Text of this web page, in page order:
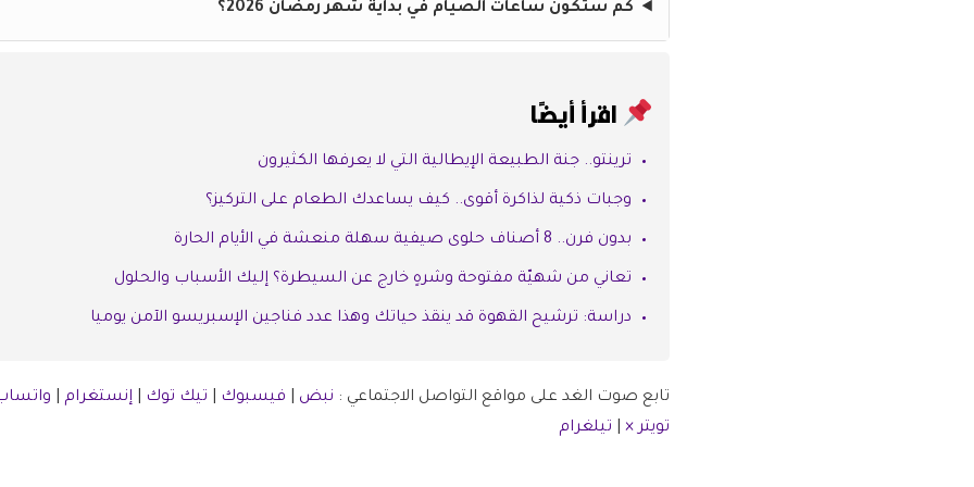
كم ستكون ساعات الصيام في بداية شهر رمضان 2026؟
اقرأ أيضًا
ترينتو.. جنة الطبيعة الإيطالية التي لا يعرفها الكثيرون
وجبات ذكية لذاكرة أقوى.. كيف يساعدك الطعام على التركيز؟
بدون فرن.. 8 أصناف حلوى صيفية سهلة منعشة في الأيام الحارة
تعاني من شهيّة مفتوحة وشرهٍ خارج عن السيطرة؟ إليك الأسباب والحلول
دراسة: ترشيح القهوة قد ينقذ حياتك وهذا عدد فناجين الإسبريسو الآمن يوميا
تابع صوت الغد على مواقع التواصل الاجتماعي : نبض فيسبوك تيك توك |إنستغرام
تويتر ×
تيلغرام